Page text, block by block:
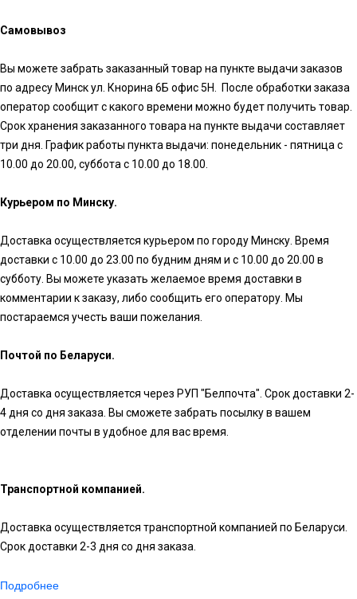
Самовывоз
Вы можете забрать заказанный товар на пункте выдачи заказов
по адресу Минск ул. Кнорина 6Б офис 5Н. После обработки заказа
оператор сообщит с какого времени можно будет получить товар.
Срок хранения заказанного товара на пункте выдачи составляет
три дня. График работы пункта выдачи: понедельник - пятница с
10.00 до 20.00, суббота с 10.00 до 18.00.
Курьером по Минску.
Доставка осуществляется курьером по городу Минску. Время
доставки с 10.00 до 23.00 по будним дням и с 10.00 до 20.00 в
субботу. Вы можете указать желаемое время доставки в
комментарии к заказу, либо сообщить его оператору. Мы
постараемся учесть ваши пожелания.
Почтой по Беларуси.
Доставка осуществляется через РУП "Белпочта". Срок доставки 2-
4 дня со дня заказа. Вы сможете забрать посылку в вашем
отделении почты в удобное для вас время.
Транспортной компанией.
Доставка осуществляется транспортной компанией по Беларуси.
Срок доставки 2-3 дня со дня заказа.
Подробнее